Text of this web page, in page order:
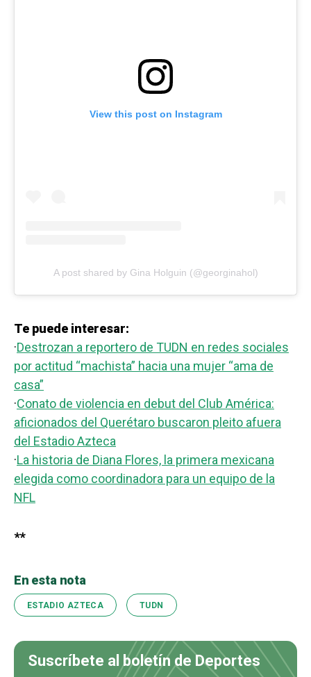
View this post on Instagram
A post shared by Gina Holguin (@georginahol)
Te puede interesar:
·Destrozan a reportero de TUDN en redes sociales
por actitud “machista” hacia una mujer “ama de
casa”
·Conato de violencia en debut del Club América:
aficionados del Querétaro buscaron pleito afuera
del Estadio Azteca
·La historia de Diana Flores, la primera mexicana
elegida como coordinadora para un equipo de la
NFL
**
En esta nota
ESTADIO AZTECA TUDN
Suscríbete al boletín de Deportes